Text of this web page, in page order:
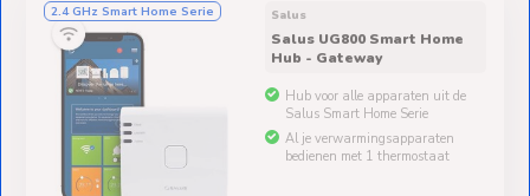
2.4 GHz Smart Home Serie Salus
Salus UG800 Smart Home
Hub - Gateway
Hub voor alle apparaten uit de
Salus Smart Home Serie
Al je verwarmingsapparaten
bedienen met 1 thermostaat